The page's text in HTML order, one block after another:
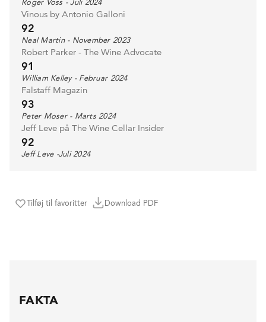
Tilføj til favoritter Download PDF
Roger Voss - Juli 2024
Vinous by Antonio Galloni
92
Neal Martin - November 2023
Robert Parker - The Wine Advocate
91
William Kelley - Februar 2024
Falstaff Magazin
93
Peter Moser - Marts 2024
Jeff Leve på The Wine Cellar Insider
92
Jeff Leve -Juli 2024
FAKTA